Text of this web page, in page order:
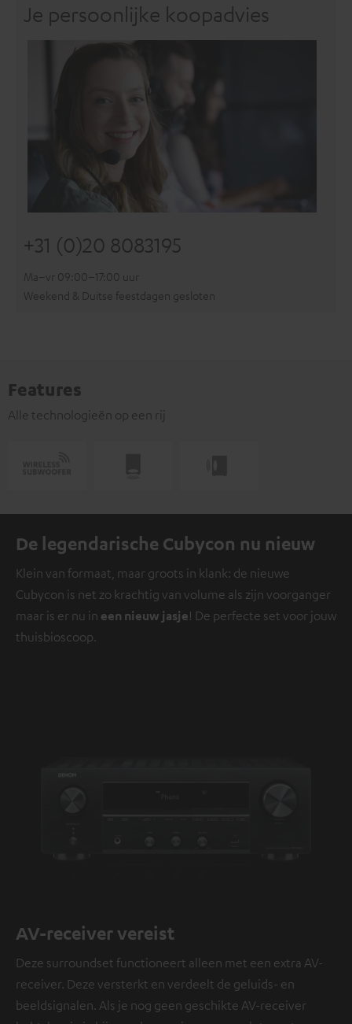
Je persoonlijke koopadvies
+31 (0)20 8083195
Ma–vr 09:00–17:00 uur
Weekend & Duitse feestdagen gesloten
Features
Alle technologieën op een rij
De legendarische Cubycon nu nieuw
Klein van formaat, maar groots in klank: de nieuwe
Cubycon is net zo krachtig van volume als zijn voorganger
maar is er nu in een nieuw jasje! De perfecte set voor jouw
thuisbioscoop.
AV-receiver vereist
Deze surroundset functioneert alleen met een extra AV-
receiver. Deze versterkt en verdeelt de geluids- en
beeldsignalen. Als je nog geen geschikte AV-receiver